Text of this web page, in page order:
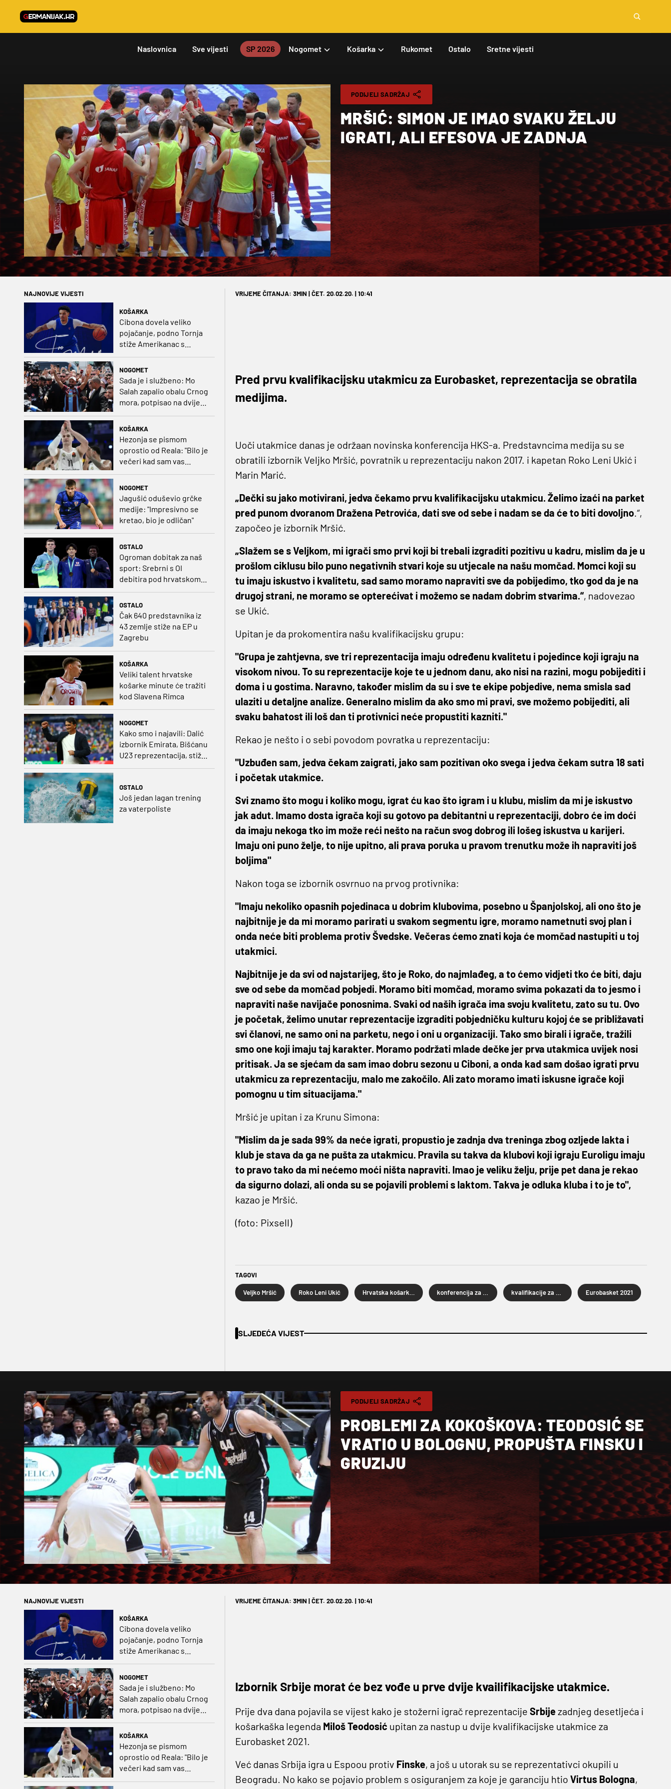
Naslovnica Sve vijesti SP 2026 Nogomet Košarka Rukomet Ostalo Sretne vijesti
PODIJELI SADRŽAJ
MRŠIĆ: SIMON JE IMAO SVAKU ŽELJU
IGRATI, ALI EFESOVA JE ZADNJA
NAJNOVIJE VIJESTI
KOŠARKA
Cibona dovela veliko
pojačanje, podno Tornja
stiže Amerikanac s
NOGOMET
Sada je i službeno: Mo
Salah zapalio obalu Crnog
mora, potpisao na dvije
KOŠARKA
Hezonja se pismom
oprostio od Reala: "Bilo je
večeri kad sam vas
dovodio do ruba
NOGOMET
Jagušić oduševio grčke
medije: "Impresivno se
kretao, bio je odličan"
OSTALO
Ogroman dobitak za naš
sport: Srebrni s OI
debitira pod hrvatskom
OSTALO
Čak 640 predstavnika iz
43 zemlje stiže na EP u
Zagrebu
KOŠARKA
Veliki talent hrvatske
košarke minute će tražiti
kod Slavena Rimca
NOGOMET
Kako smo i najavili: Dalić
izbornik Emirata, Bišćanu
U23 reprezentacija, stiže
OSTALO
Još jedan lagan trening
za vaterpoliste
VRIJEME ČITANJA: 3MIN | ČET. 20.02.20. | 10:41
Pred prvu kvalifikacijsku utakmicu za Eurobasket, reprezentacija se obratila
medijima.
Uoči utakmice danas je održaan novinska konferencija HKS-a. Predstavncima medija su se
obratili izbornik Veljko Mršić, povratnik u reprezentaciju nakon 2017. i kapetan Roko Leni Ukić i
Marin Marić.
„Dečki su jako motivirani, jedva čekamo prvu kvalifikacijsku utakmicu. Želimo izaći na parket
pred punom dvoranom Dražena Petrovića, dati sve od sebe i nadam se da će to biti dovoljno.“,
započeo je izbornik Mršić.
„Slažem se s Veljkom, mi igrači smo prvi koji bi trebali izgraditi pozitivu u kadru, mislim da je u
prošlom ciklusu bilo puno negativnih stvari koje su utjecale na našu momčad. Momci koji su
tu imaju iskustvo i kvalitetu, sad samo moramo napraviti sve da pobijedimo, tko god da je na
drugoj strani, ne moramo se opterećivat i možemo se nadam dobrim stvarima.“, nadovezao
se Ukić.
Upitan je da prokomentira našu kvalifikacijsku grupu:
"Grupa je zahtjevna, sve tri reprezentacija imaju određenu kvalitetu i pojedince koji igraju na
visokom nivou. To su reprezentacije koje te u jednom danu, ako nisi na razini, mogu pobijediti i
doma i u gostima. Naravno, također mislim da su i sve te ekipe pobjedive, nema smisla sad
ulaziti u detaljne analize. Generalno mislim da ako smo mi pravi, sve možemo pobijediti, ali
svaku bahatost ili loš dan ti protivnici neće propustiti kazniti."
Rekao je nešto i o sebi povodom povratka u reprezentaciju:
"Uzbuđen sam, jedva čekam zaigrati, jako sam pozitivan oko svega i jedva čekam sutra 18 sati
i početak utakmice.
Svi znamo što mogu i koliko mogu, igrat ću kao što igram i u klubu, mislim da mi je iskustvo
jak adut. Imamo dosta igrača koji su gotovo pa debitantni u reprezentaciji, dobro će im doći
da imaju nekoga tko im može reći nešto na račun svog dobrog ili lošeg iskustva u karijeri.
Imaju oni puno želje, to nije upitno, ali prava poruka u pravom trenutku može ih napraviti još
boljima"
Nakon toga se izbornik osvrnuo na prvog protivnika:
"Imaju nekoliko opasnih pojedinaca u dobrim klubovima, posebno u Španjolskoj, ali ono što je
najbitnije je da mi moramo parirati u svakom segmentu igre, moramo nametnuti svoj plan i
onda neće biti problema protiv Švedske. Večeras ćemo znati koja će momčad nastupiti u toj
utakmici.
Najbitnije je da svi od najstarijeg, što je Roko, do najmlađeg, a to ćemo vidjeti tko će biti, daju
sve od sebe da momčad pobjedi. Moramo biti momčad, moramo svima pokazati da to jesmo i
napraviti naše navijače ponosnima. Svaki od naših igrača ima svoju kvalitetu, zato su tu. Ovo
je početak, želimo unutar reprezentacije izgraditi pobjedničku kulturu kojoj će se približavati
svi članovi, ne samo oni na parketu, nego i oni u organizaciji. Tako smo birali i igrače, tražili
smo one koji imaju taj karakter. Moramo podržati mlade dečke jer prva utakmica uvijek nosi
pritisak. Ja se sjećam da sam imao dobru sezonu u Ciboni, a onda kad sam došao igrati prvu
utakmicu za reprezentaciju, malo me zakočilo. Ali zato moramo imati iskusne igrače koji
pomognu u tim situacijama."
Mršić je upitan i za Krunu Simona:
"Mislim da je sada 99% da neće igrati, propustio je zadnja dva treninga zbog ozljede lakta i
klub je stava da ga ne pušta za utakmicu. Pravila su takva da klubovi koji igraju Euroligu imaju
to pravo tako da mi nećemo moći ništa napraviti. Imao je veliku želju, prije pet dana je rekao
da sigurno dolazi, ali onda su se pojavili problemi s laktom. Takva je odluka kluba i to je to",
kazao je Mršić.
(foto: Pixsell)
TAGOVI
Veljko Mršić Roko Leni Ukić Hrvatska košarkaška reprezentacija konferencija za novinare kvalifikacije za Eurobasket 2021. Eurobasket 2021
SLJEDEĆA VIJEST
PODIJELI SADRŽAJ
PROBLEMI ZA KOKOŠKOVA: TEODOSIĆ SE
VRATIO U BOLOGNU, PROPUŠTA FINSKU I
GRUZIJU
NAJNOVIJE VIJESTI
KOŠARKA
Cibona dovela veliko
pojačanje, podno Tornja
stiže Amerikanac s
naslovom iz EuroCupa
NOGOMET
Sada je i službeno: Mo
Salah zapalio obalu Crnog
mora, potpisao na dvije
KOŠARKA
Hezonja se pismom
oprostio od Reala: "Bilo je
večeri kad sam vas
VRIJEME ČITANJA: 3MIN | ČET. 20.02.20. | 10:41
Izbornik Srbije morat će bez vođe u prve dvije kvailifikacijske utakmice.
Prije dva dana pojavila se vijest kako je stožerni igrač reprezentacije Srbijezadnjeg desetljeća i
košarkaška legenda Miloš Teodosić upitan za nastup u dvije kvalifikacijske utakmice za
Eurobasket 2021.
Već danas Srbija igra u Espoou protiv Finske, a još u utorak su se reprezentativci okupili u
Beogradu. No kako se pojavio problem s osiguranjem za koje je garanciju htio Virtus Bologna,